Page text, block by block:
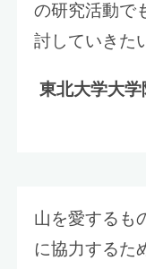
の研究活動で
討していきた
東北大学大
山を愛するも
に協力するた